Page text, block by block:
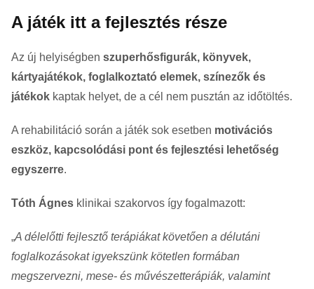
A játék itt a fejlesztés része
Az új helyiségben szuperhősfigurák, könyvek,
kártyajátékok, foglalkoztató elemek, színezők és
játékok kaptak helyet, de a cél nem pusztán az időtöltés.
A rehabilitáció során a játék sok esetben motivációs
eszköz, kapcsolódási pont és fejlesztési lehetőség
egyszerre.
Tóth Ágnes klinikai szakorvos így fogalmazott:
„A délelőtti fejlesztő terápiákat követően a délutáni
foglalkozásokat igyekszünk kötetlen formában
megszervezni, mese- és művészetterápiák, valamint